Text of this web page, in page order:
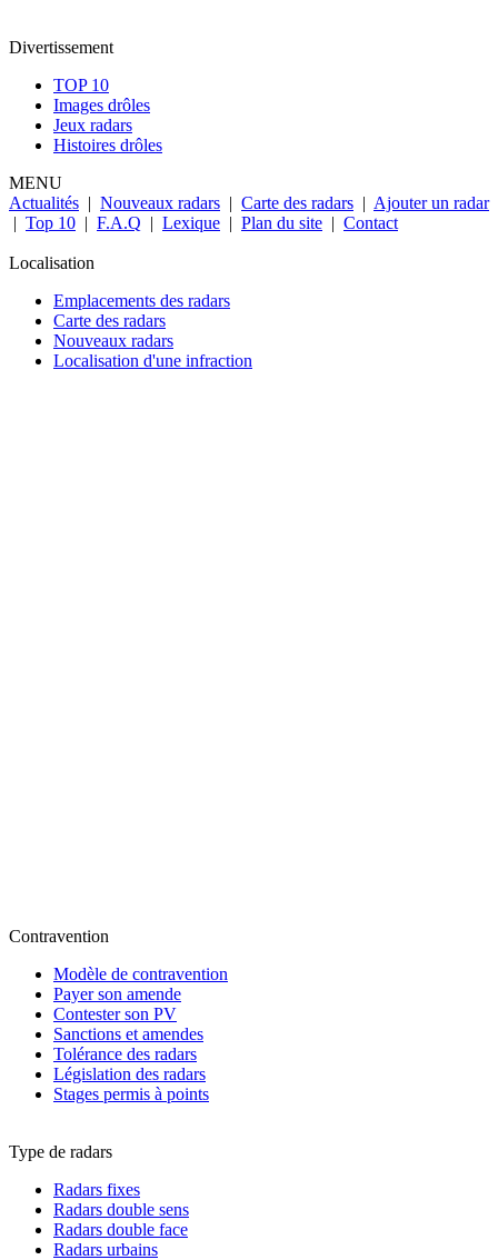
Divertissement
TOP 10
Images drôles
Jeux radars
Histoires drôles
MENU
Actualités | Nouveaux radars | Carte des radars | Ajouter un radar
| Top 10 | F.A.Q | Lexique | Plan du site | Contact
Localisation
Emplacements des radars
Carte des radars
Nouveaux radars
Localisation d'une infraction
Contravention
Modèle de contravention
Payer son amende
Contester son PV
Sanctions et amendes
Tolérance des radars
Législation des radars
Stages permis à points
Type de radars
Radars fixes
Radars double sens
Radars double face
Radars urbains